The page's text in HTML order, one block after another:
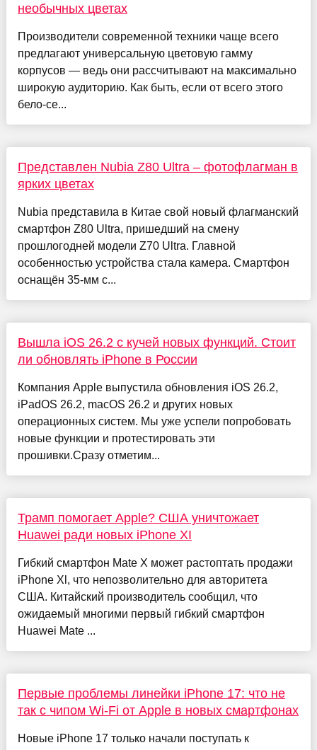
необычных цветах
Производители современной техники чаще всего
предлагают универсальную цветовую гамму
корпусов — ведь они рассчитывают на максимально
широкую аудиторию. Как быть, если от всего этого
бело-се...
Представлен Nubia Z80 Ultra – фотофлагман в
ярких цветах
Nubia представила в Китае свой новый флагманский
смартфон Z80 Ultra, пришедший на смену
прошлогодней модели Z70 Ultra. Главной
особенностью устройства стала камера. Смартфон
оснащён 35-мм с...
Вышла iOS 26.2 с кучей новых функций. Стоит
ли обновлять iPhone в России
Компания Apple выпустила обновления iOS 26.2,
iPadOS 26.2, macOS 26.2 и других новых
операционных систем. Мы уже успели попробовать
новые функции и протестировать эти
прошивки.Сразу отметим...
Трамп помогает Apple? США уничтожает
Huawei ради новых iPhone XI
Гибкий смартфон Mate X может растоптать продажи
iPhone Xl, что непозволительно для авторитета
США. Китайский производитель сообщил, что
ожидаемый многими первый гибкий смартфон
Huawei Mate ...
Первые проблемы линейки iPhone 17: что не
так с чипом Wi-Fi от Apple в новых смартфонах
Новые iPhone 17 только начали поступать к